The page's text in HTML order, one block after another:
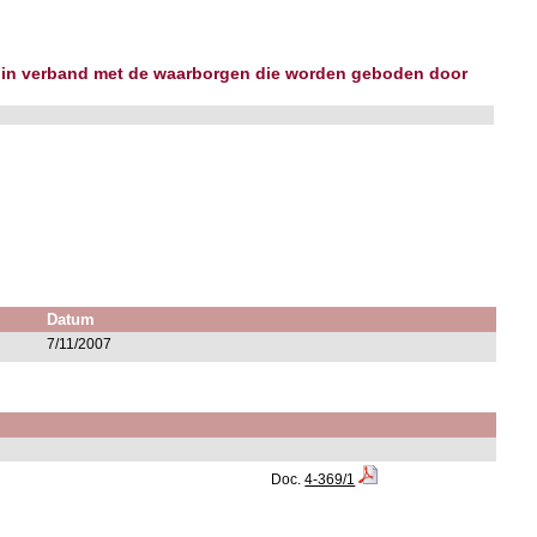
verband met de waarborgen die worden geboden door
Datum
7/11/2007
Doc.4-369/1